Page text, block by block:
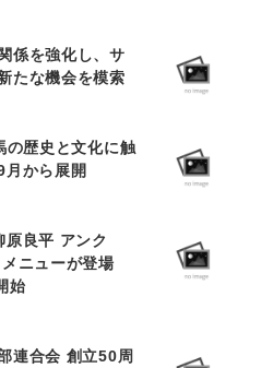
係を強化し、サ
たな機会を模索
の歴史と文化に触
月から展開
原良平 アンク
メニューが登場
始
連合会 創立50周